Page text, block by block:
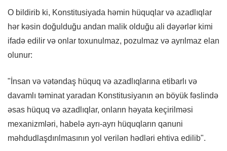
O bildirib ki, Konstitusiyada həmin hüquqlar və azadlıqlar
hər kəsin doğulduğu andan malik olduğu ali dəyərlər kimi
ifadə edilir və onlar toxunulmaz, pozulmaz və ayrılmaz elan
olunur:
"İnsan və vətəndaş hüquq və azadlıqlarına etibarlı və
davamlı təminat yaradan Konstitusiyanın ən böyük fəslində
əsas hüquq və azadlıqlar, onların həyata keçirilməsi
mexanizmləri, habelə ayrı-ayrı hüquqların qanuni
məhdudlaşdırılmasının yol verilən hədləri ehtiva edilib".